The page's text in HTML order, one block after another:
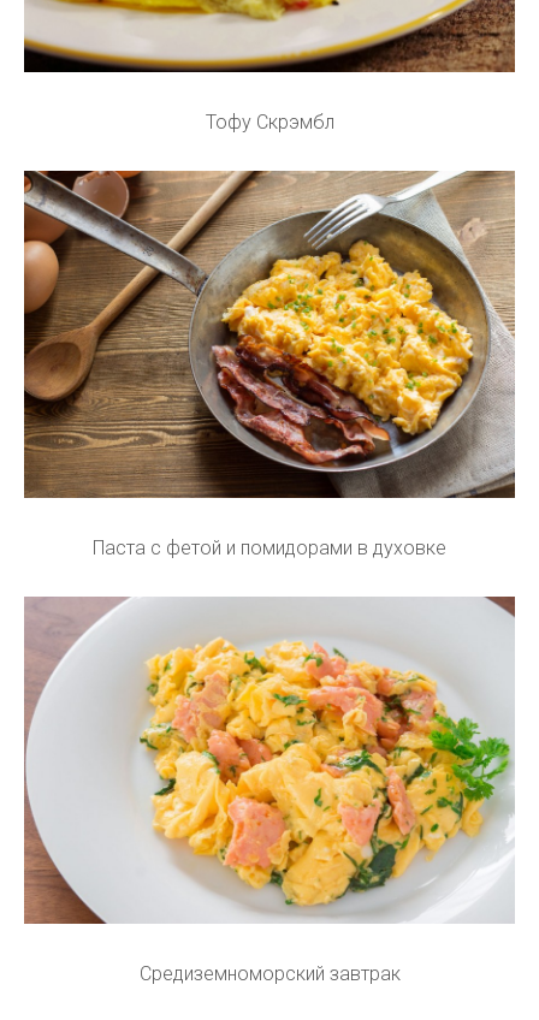
Тофу Скрэмбл
Паста с фетой и помидорами в духовке
Средиземноморский завтрак